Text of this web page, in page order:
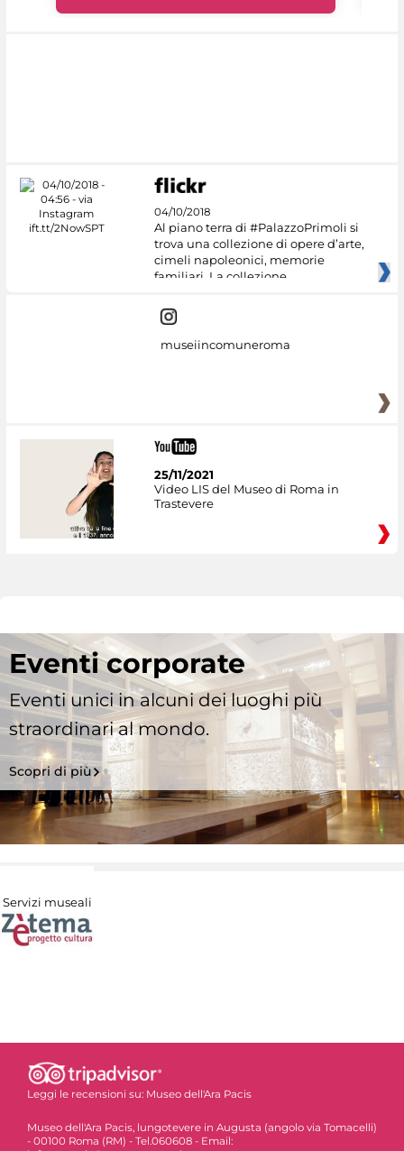
04/10/2018
Al piano terra di #PalazzoPrimoli si
trova una collezione di opere d’arte,
cimeli napoleonici, memorie
familiari. La collezione
museiincomuneroma
25/11/2021
Video LIS del Museo di Roma in
Trastevere
Eventi corporate
Eventi unici in alcuni dei luoghi più
straordinari al mondo.
Scopri di più
Servizi museali
Leggi le recensioni su: Museo dell'Ara Pacis
Museo dell'Ara Pacis, lungotevere in Augusta (angolo via Tomacelli)
- 00100 Roma (RM) - Tel.060608 - Email: